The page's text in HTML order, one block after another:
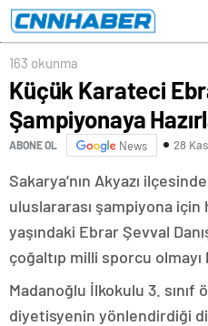
163 okunma
Küçük Karateci
Şampiyonaya
ABONE OL News 28
Sakarya’nın Akyazı
uluslararası şampiyona için
yaşındaki Ebrar Şevval
çoğaltıp milli sporcu
Madanoğlu İlkokulu 3.
diyetisyenin yönlendirdiği